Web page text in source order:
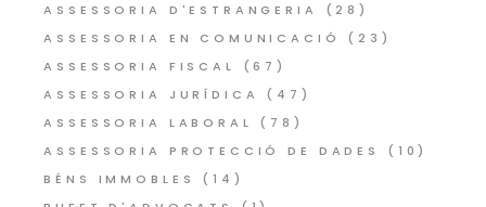
ASSESSORIA D'ESTRANGERIA
(28)
ASSESSORIA EN COMUNICACIÓ
(23)
ASSESSORIA FISCAL
(67)
ASSESSORIA JURÍDICA
(47)
ASSESSORIA LABORAL
(78)
ASSESSORIA PROTECCIÓ DE DADES
(10)
BÉNS IMMOBLES
(14)